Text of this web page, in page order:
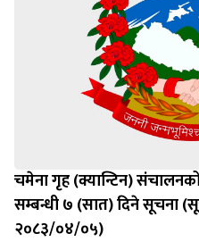
चमेना गृह (क्यान्टिन)
सम्बन्धी ७ (सात) दिने सूचना
२०८३/०४/०५)